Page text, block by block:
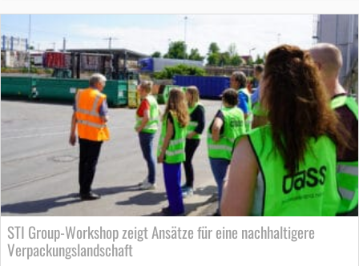
STI Group-Workshop zeigt Ansätze für eine nachhaltigere
Verpackungslandschaft